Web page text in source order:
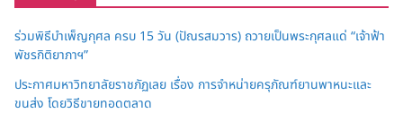
ร่วมพิธีบำเพ็ญกุศล ครบ 15 วัน (ปัณรสมวาร) ถวายเป็นพระกุศลแด่ “เจ้าฟ้า
พัชรกิติยาภาฯ”
ประกาศมหาวิทยาลัยราชภัฏเลย เรื่อง การจำหน่ายครุภัณฑ์ยานพาหนะและ
ขนส่ง โดยวิธีขายทอดตลาด